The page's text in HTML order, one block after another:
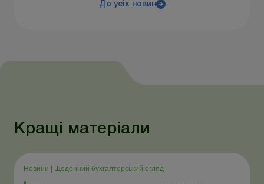
До усіх новин
Кращі матеріали
Новини Щоденний бухгалтерський огляд